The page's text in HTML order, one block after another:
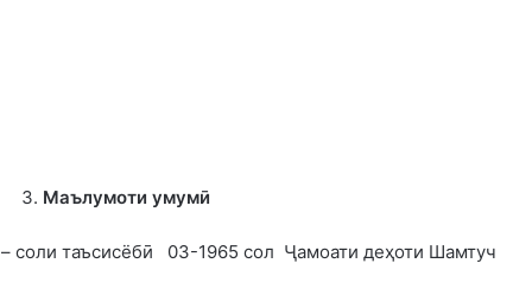
Маълумоти умумӣ
– соли таъсисёбӣ 03-1965 сол Ҷамоати деҳоти Шамтуч